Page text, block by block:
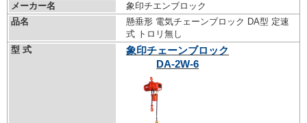
メーカー名
象印チエンブロック
品名
懸垂形 電気チェーンブロック DA型 定速
式 トロリ無し
型 式
象印チェーンブロック
DA-2W-6